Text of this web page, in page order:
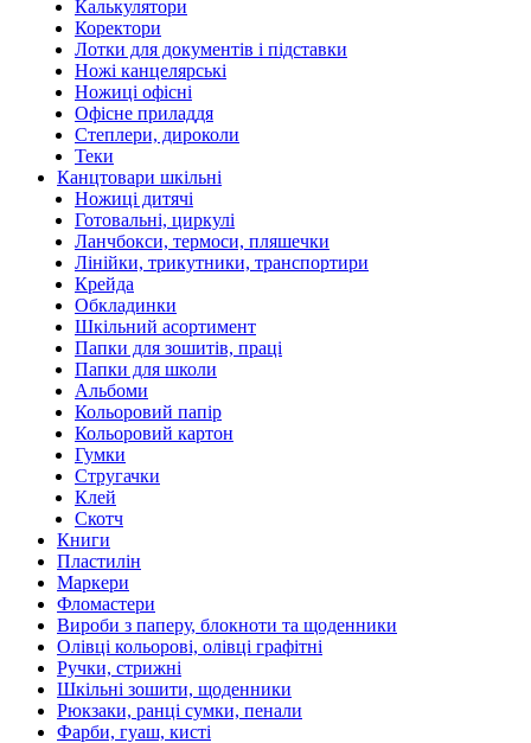
Калькулятори
Коректори
Лотки для документів і підставки
Ножі канцелярські
Ножиці офісні
Офісне приладдя
Степлери, дироколи
Теки
Канцтовари шкільні
Ножиці дитячі
Готовальні, циркулі
Ланчбокси, термоси, пляшечки
Лінійки, трикутники, транспортири
Крейда
Обкладинки
Шкільний асортимент
Папки для зошитів, праці
Папки для школи
Альбоми
Кольоровий папір
Кольоровий картон
Гумки
Стругачки
Клей
Скотч
Книги
Пластилін
Маркери
Фломастери
Вироби з паперу, блокноти та щоденники
Олівці кольорові, олівці графітні
Ручки, стрижні
Шкільні зошити, щоденники
Рюкзаки, ранці сумки, пенали
Фарби, гуаш, кисті